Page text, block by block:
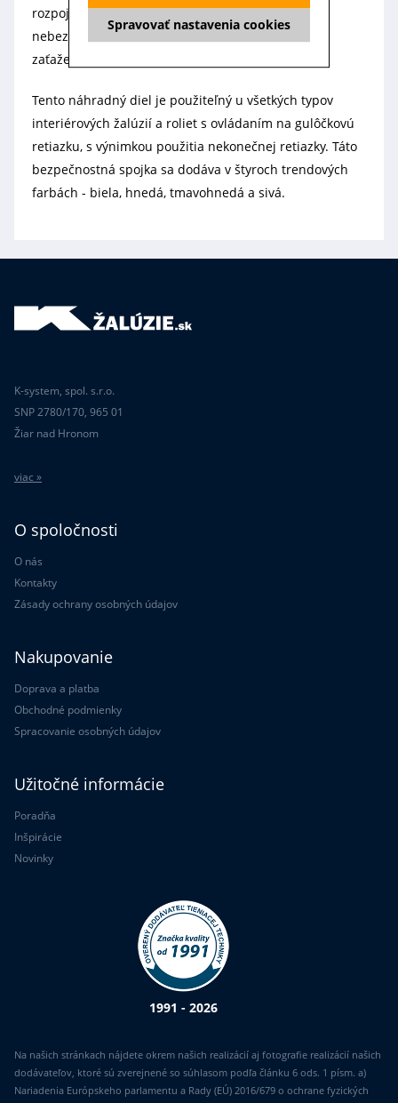
rozpojenie retiazky v prípade, že hrozí vytvorenie
nebezpečnej slučky na retiazke pri pôsobení
zaťaženia 6 kg po dobu 5 sekúnd. .
Tento náhradný diel je použiteľný u všetkých typov
interiérových žalúzií a roliet s ovládaním na gulôčkovú
retiazku, s výnimkou použitia nekonečnej retiazky. Táto
bezpečnostná spojka sa dodáva v štyroch trendových
farbách - biela, hnedá, tmavohnedá a sivá.
K-system, spol. s.r.o.
SNP 2780/170, 965 01
Žiar nad Hronom
viac »
O spoločnosti
O nás
Kontakty
Zásady ochrany osobných údajov
Nakupovanie
Doprava a platba
Obchodné podmienky
Spracovanie osobných údajov
Užitočné informácie
Poradňa
Inšpirácie
Novinky
1991 - 2026
Na našich stránkach nájdete okrem našich realizácií aj fotografie realizácií našich
dodávateľov, ktoré sú zverejnené so súhlasom podľa článku 6 ods. 1 písm. a)
Nariadenia Európskeho parlamentu a Rady (EÚ) 2016/679 o ochrane fyzických
Spravovať nastavenia cookies